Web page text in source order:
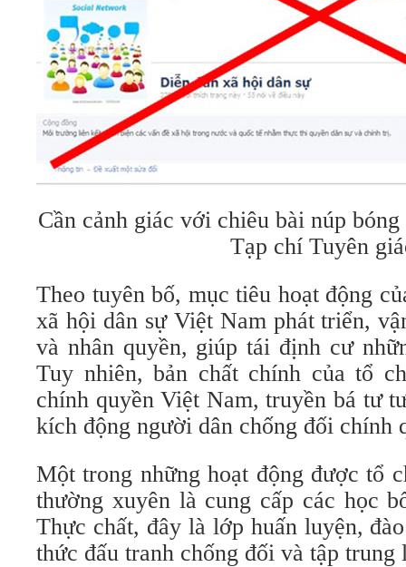
Cần cảnh giác với chiêu bài núp
Tạp chí Tuyên
Theo tuyên bố, mục tiêu hoạt động
xã hội dân sự Việt Nam phát triển,
và nhân quyền, giúp tái định cư
Tuy nhiên, bản chất chính của tổ
chính quyền Việt Nam, truyền bá tư
kích động người dân chống đối chính
Một trong những hoạt động được tổ
thường xuyên là cung cấp các học
Thực chất, đây là lớp huấn luyện,
thức đấu tranh chống đối và tập